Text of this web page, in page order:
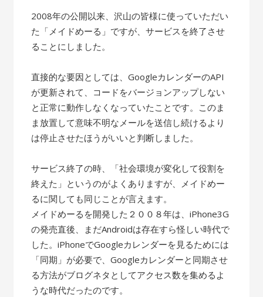
2008年の公開以来、沢山の皆様に使っていただい
た「メイドめーる」ですが、サービスを終了させ
ることにしました。
直接的な要因としては、GoogleカレンダーのAPI
が更新されて、コードをバージョンアップしない
と正常に動作しなくなっていたことです。このま
ま放置して意味不明なメールを送信し続けるより
は停止させたほうがいいと判断しました。
サービス終了の時、「社会環境が変化して役割を
終えた」というのがよくありますが、メイドめー
るに関しても同じことが言えます。
メイドめーるを開発した２００８年は、iPhone3G
の発売直後、まだAndroidは存在すら怪しい時代で
した。iPhoneでGoogleカレンダーを見るためには
「同期」が必要で、Googleカレンダーと同期させ
る方法がブログネタとしてアクセス数を集めるよ
うな時代だったのです。